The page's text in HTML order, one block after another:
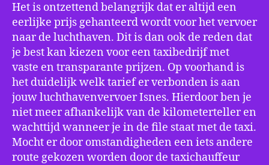
Het is ontzettend belangrijk dat er altijd een
eerlijke prijs gehanteerd wordt voor het vervoer
naar de luchthaven. Dit is dan ook de reden dat
je best kan kiezen voor een taxibedrijf met
vaste en transparante prijzen. Op voorhand is
het duidelijk welk tarief er verbonden is aan
jouw luchthavenvervoer Isnes. Hierdoor ben je
niet meer afhankelijk van de kilometerteller en
wachttijd wanneer je in de file staat met de taxi.
Mocht er door omstandigheden een iets andere
route gekozen worden door de taxichauffeur